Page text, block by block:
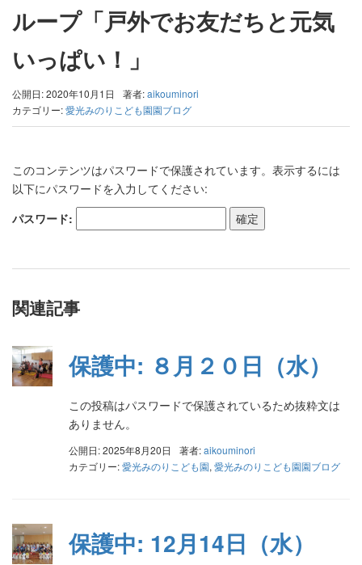
ループ「戸外でお友だちと元気
いっぱい！」
公開日: 2020年10月1日 著者:aikouminori
カテゴリー:愛光みのりこども園園ブログ
このコンテンツはパスワードで保護されています。表示するには
以下にパスワードを入力してください:
パスワード:
関連記事
保護中: ８月２０日（水）
この投稿はパスワードで保護されているため抜粋文は
ありません。
公開日: 2025年8月20日 著者:aikouminori
カテゴリー:愛光みのりこども園, 愛光みのりこども園園ブログ
保護中: 12月14日（水）